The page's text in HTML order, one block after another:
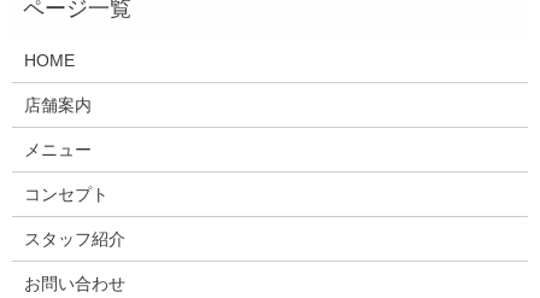
HOME
店舗案内
メニュー
コンセプト
スタッフ紹介
お問い合わせ